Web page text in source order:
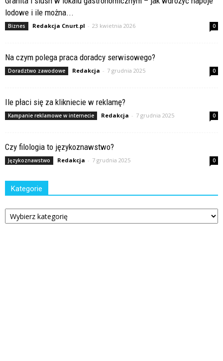
lodowe i ile można...
Biznes Redakcja Cnurt.pl - 23 kwietnia 2026 0
Na czym polega praca doradcy serwisowego?
Doradztwo zawodowe Redakcja - 7 grudnia 2025 0
Ile płaci się za klikniecie w reklamę?
Kampanie reklamowe w internecie Redakcja - 7 grudnia 2025 0
Czy filologia to językoznawstwo?
Językoznawstwo Redakcja - 7 grudnia 2025 0
Kategorie
Kategorie